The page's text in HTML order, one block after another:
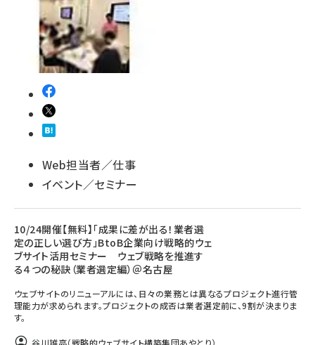
Web担当者／仕事
イベント／セミナー
10/24開催【無料】「成果に差が出る！業者選
定の正しい選び方」BtoB企業向け戦略的ウェ
ブサイト活用セミナー ウェブ戦略を推進す
る４つの秘訣（業者選定編）＠名古屋
ウェブサイトのリニューアルには、日々の業務とは異なるプロジェクト進行管
理能力が求められます。プロジェクトの成否は業者選定前に、9割が決まりま
す。
谷川雄亮（戦略的ウェブサイト構築集団あやとり）